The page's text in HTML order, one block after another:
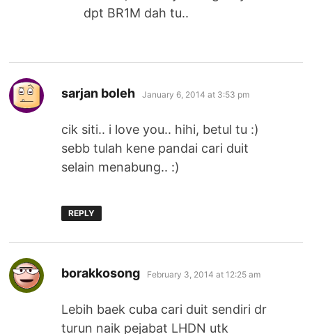
dpt BR1M dah tu..
sarjan boleh says:
January 6, 2014 at 3:53 pm
cik siti.. i love you.. hihi, betul tu :)
sebb tulah kene pandai cari duit
selain menabung.. :)
REPLY
borakkosong says:
February 3, 2014 at 12:25 am
Lebih baek cuba cari duit sendiri dr
turun naik pejabat LHDN utk